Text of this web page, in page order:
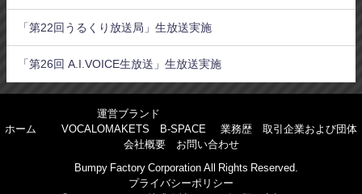
「第22回うるくり放送局」生放送実施
「第26回 A.I.VOICE生放送」生放送実施
ホーム
運営ブランド
VOCALOMAKETS
B-SPACE 業務歴
取引企業および団体
会社概要
お問い合わせ
©Bumpy Factory Corporation All Rights Reserved.
プライバシーポリシー